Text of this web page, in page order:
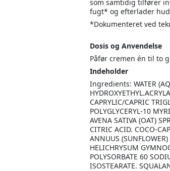
som samtidig tilfører
fugt* og efterlader
*Dokumenteret ved
Dosis og Anvendelse
Påfør cremen én til to
Indeholder
Ingredients: WATER
CAPRYLIC/CAPRIC
POLYGLYCERYL-10
AVENA SATIVA (OAT)
CITRIC ACID. COCO-
ANNUUS
HELICHRYSUM
POLYSORBATE 60
ISOSTEARATE.